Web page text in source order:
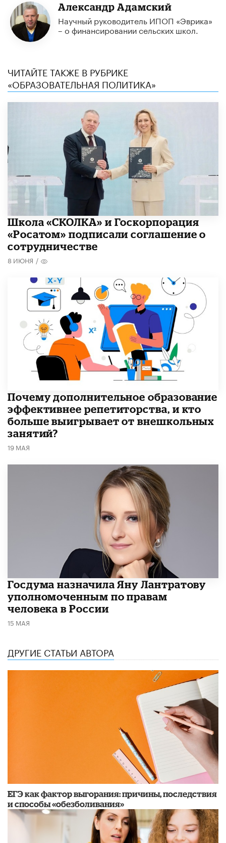
Александр Адамский
Научный руководитель ИПОП «Эврика»
– о финансировании сельских школ.
ЧИТАЙТЕ ТАКЖЕ В РУБРИКЕ
«ОБРАЗОВАТЕЛЬНАЯ ПОЛИТИКА»
Школа «СКОЛКА» и Госкорпорация
«Росатом» подписали соглашение о
сотрудничестве
8 ИЮНЯ /
​Почему дополнительное образование
эффективнее репетиторства, и кто
больше выигрывает от внешкольных
занятий?
19 МАЯ
Госдума назначила Яну Лантратову
уполномоченным по правам
человека в России
15 МАЯ
ДРУГИЕ СТАТЬИ АВТОРА
​ЕГЭ как фактор выгорания: причины, последствия
и способы «обезболивания»